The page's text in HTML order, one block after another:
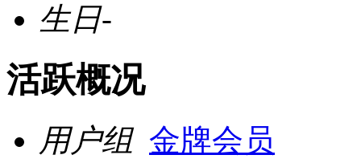
生日-
活跃概况
用户组 金牌会员